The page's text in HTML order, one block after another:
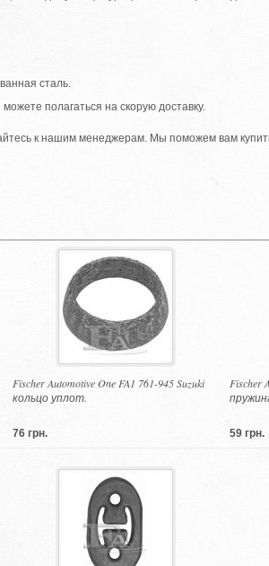
сталь.
полагаться на скорую доставку.
к нашим менеджерам. Мы поможем вам
Fischer Automotive One FA1 761-945 Suzuki
кольцо уплот.
76 грн.
Fischer
59 грн.